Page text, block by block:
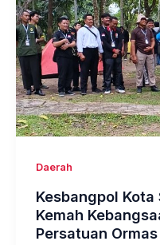
Daerah
Kesbangpol
Kemah
Persatuan Ormas